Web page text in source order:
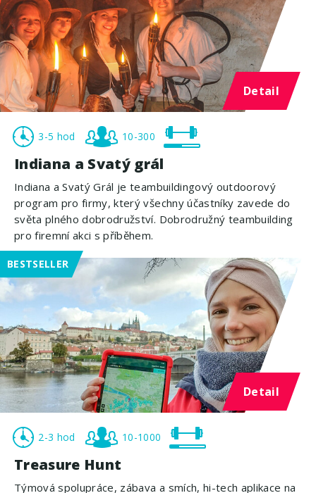
Detail
3-5 hod 10-300
Indiana a Svatý grál
Indiana a Svatý Grál je teambuildingový outdoorový
program pro firmy, který všechny účastníky zavede do
světa plného dobrodružství. Dobrodružný teambuilding
pro firemní akci s příběhem.
BESTSELLER
Detail
2-3 hod 10-1000
Treasure Hunt
Týmová spolupráce, zábava a smích, hi-tech aplikace na